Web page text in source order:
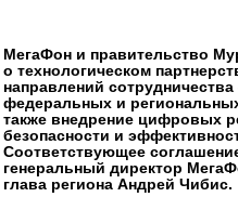
МегаФон и правительство
о технологическом
направлений
федеральных и
также внедрение цифровых
безопасности и
Соответствующее
генеральный директор
глава региона Андрей Чибис.